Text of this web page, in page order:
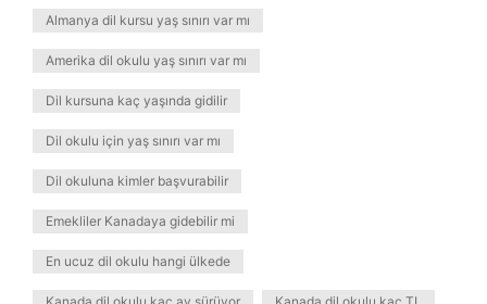
Almanya dil kursu yaş sınırı var mı
Amerika dil okulu yaş sınırı var mı
Dil kursuna kaç yaşında gidilir
Dil okulu için yaş sınırı var mı
Dil okuluna kimler başvurabilir
Emekliler Kanadaya gidebilir mi
En ucuz dil okulu hangi ülkede